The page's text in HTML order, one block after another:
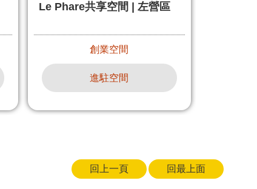
Le Phare共享空間 | 左營區
創業空間
進駐空間
回上一頁 回最上面